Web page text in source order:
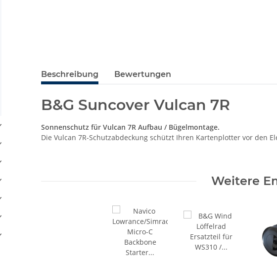
Beschreibung Bewertungen
B&G Suncover Vulcan 7R
Sonnenschutz für Vulcan 7R Aufbau / Bügelmontage.
Die Vulcan 7R-Schutzabdeckung schützt Ihren Kartenplotter vor den
Weitere